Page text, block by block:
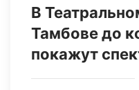
В
Тамбове до
покажут